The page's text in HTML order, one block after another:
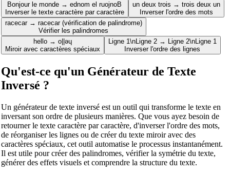
Bonjour le monde → ednom el ruojnoB
Inverser le texte caractère par caractère
un deux trois → trois deux un
Inverser l'ordre des mots
racecar → racecar (vérification de palindrome)
Vérifier les palindromes
hello → o||ǝɥ
Miroir avec caractères spéciaux
Ligne 1\nLigne 2 → Ligne 2\nLigne 1
Inverser l'ordre des lignes
Qu'est-ce qu'un Générateur de Texte
Inversé ?
Un générateur de texte inversé est un outil qui transforme le texte en
inversant son ordre de plusieurs manières. Que vous ayez besoin de
retourner le texte caractère par caractère, d'inverser l'ordre des mots,
de réorganiser les lignes ou de créer du texte miroir avec des
caractères spéciaux, cet outil automatise le processus instantanément.
Il est utile pour créer des palindromes, vérifier la symétrie du texte,
générer des effets visuels et comprendre la structure du texte.